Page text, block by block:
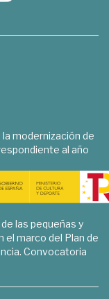
modernización de
al año
las pequeñas y
el marco del Plan de
Convocatoria